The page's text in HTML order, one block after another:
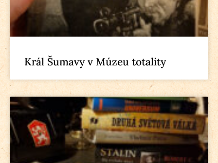
Král Šumavy v Múzeu totality